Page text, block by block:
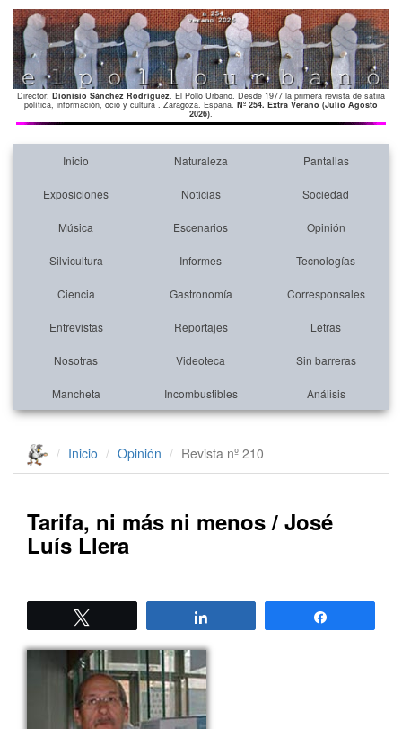
Director: Dionisio Sánchez Rodríguez. El Pollo Urbano. Desde 1977 la primera revista de sátira
política, información, ocio y cultura . Zaragoza. España. Nº 254. Extra Verano (Julio Agosto
2026).
Inicio Naturaleza Pantallas
Exposiciones Noticias Sociedad
Música Escenarios Opinión
Silvicultura Informes Tecnologías
Ciencia Gastronomía Corresponsales
Entrevistas Reportajes Letras
Nosotras Videoteca Sin barreras
Mancheta Incombustibles Análisis
Inicio Opinión Revista nº 210
Tarifa, ni más ni menos / José
Luís Llera